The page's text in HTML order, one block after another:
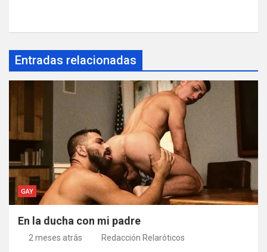
Entradas relacionadas
GAY
En la ducha con mi padre
2 meses atrás Redacción Relaróticos